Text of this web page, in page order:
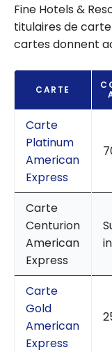
Fine Hotels &
titulaires de carte
cartes donnent
CARTE
Carte
Platinum
American
Express
Carte
Centurion
American
Express
Carte
Gold
American
Express